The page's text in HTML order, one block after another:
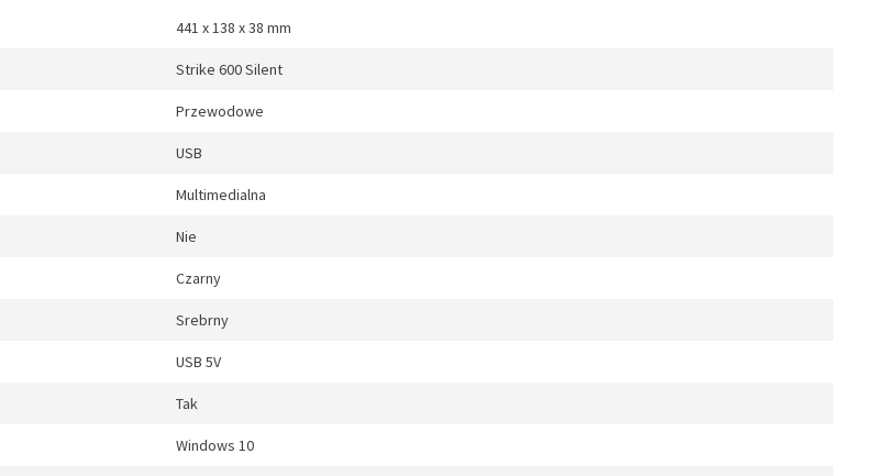
441 x 138 x 38 mm
Strike 600 Silent
Przewodowe
USB
Multimedialna
Nie
Czarny
Srebrny
USB 5V
Tak
Windows 10